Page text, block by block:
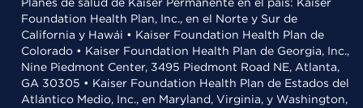
Foundation Health Plan, Inc., en el Norte y Sur de
California y Hawái • Kaiser Foundation Health Plan de
Colorado • Kaiser Foundation Health Plan de Georgia, Inc.,
Nine Piedmont Center, 3495 Piedmont Road NE, Atlanta,
GA 30305 • Kaiser Foundation Health Plan de Estados del
Atlántico Medio, Inc., en Maryland, Virginia, y Washington,